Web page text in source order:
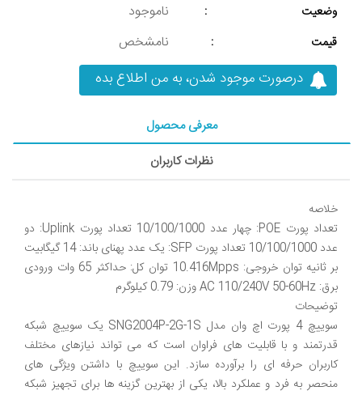
وضعیت
: ناموجود
قیمت : نامشخص
درصورت موجود شدن، به من اطلاع بده
معرفی محصول
نظرات کاربران
تعداد پورت POE: چهار عدد 10/100/1000 تعداد پورت Uplink: دو
عدد 10/100/1000 تعداد پورت SFP: یک عدد پهنای باند: 14 گیگابیت
بر ثانیه توان خروجی: 10.416Mpps توان کل: حداکثر 65 وات ورودی
سوییچ 4 پورت اچ وان مدل SNG2004P-2G-1S یک سوییچ شبکه
قدرتمند و با قابلیت های فراوان است که می تواند نیازهای مختلف
کاربران حرفه ای را برآورده سازد. این سوییچ با داشتن ویژگی های
منحصر به فرد و عملکرد بالا، یکی از بهترین گزینه ها برای تجهیز شبکه